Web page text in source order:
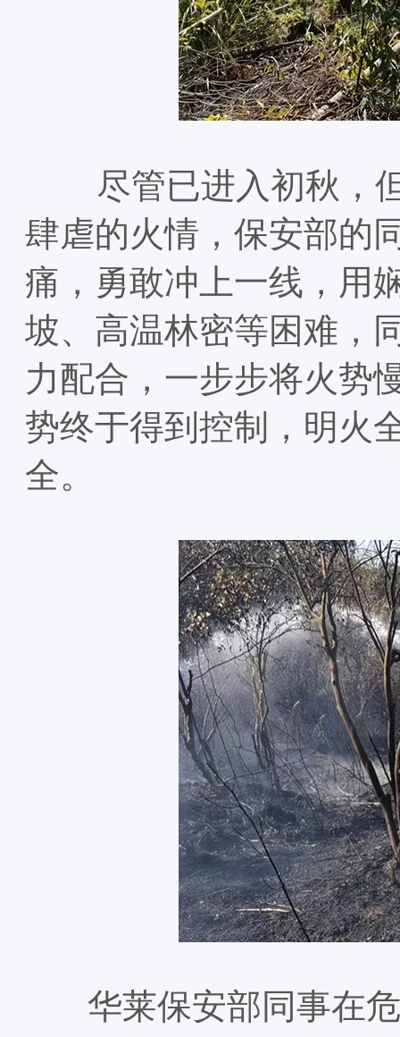
尽管已进入初秋，但
肆虐的火情，保安部的
痛，勇敢冲上一线，用
坡、高温林密等困难，
力配合，一步步将火势
势终于得到控制，明火
全。
华莱保安部同事在危